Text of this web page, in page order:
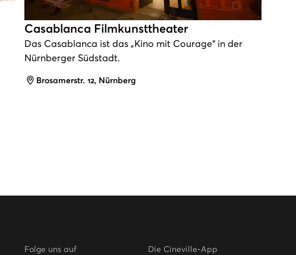
Casablanca Filmkunsttheater
Das Casablanca ist das „Kino mit Courage“ in der
Nürnberger Südstadt.
Adresse
Brosamerstr. 12, Nürnberg
Folge uns auf
Die Cineville-App